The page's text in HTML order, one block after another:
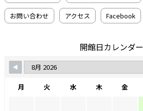
お問い合わせ アクセス Facebook
開館日カレンダー
月 火 水 木 金